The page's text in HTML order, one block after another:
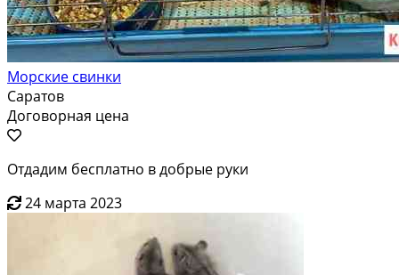
Морские свинки
Саратов
Договорная цена
Отдадим бесплатно в добрые руки
24 марта 2023